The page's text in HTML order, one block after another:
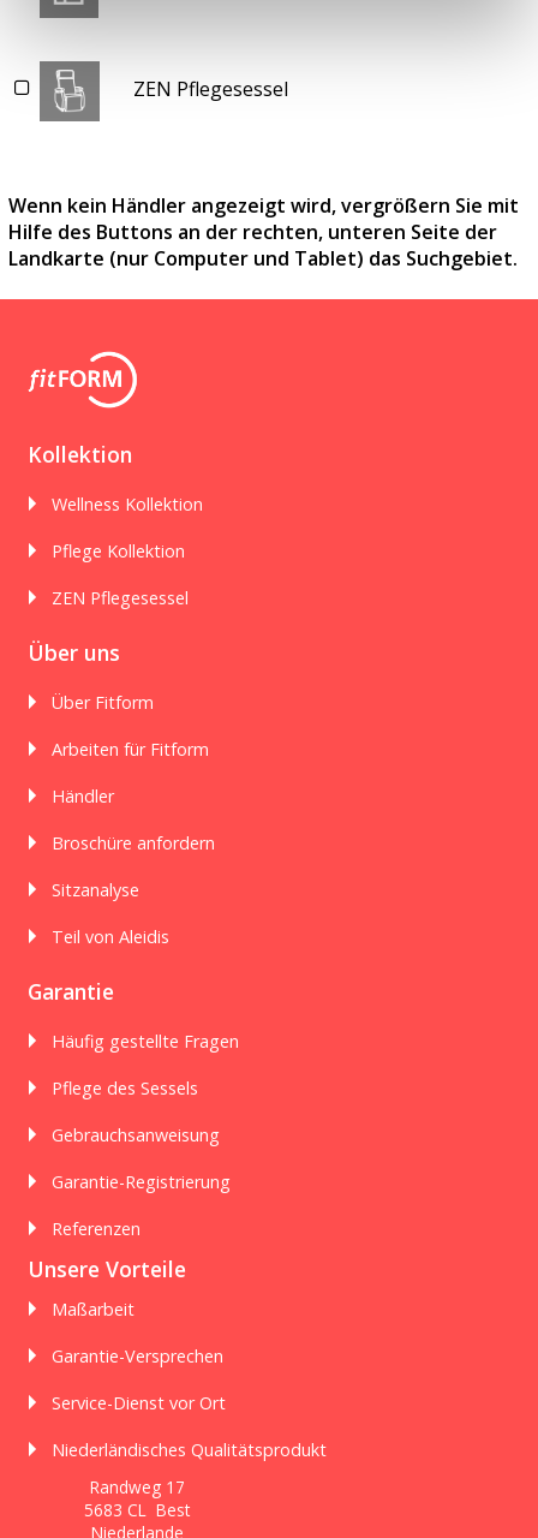
ZEN Pflegesessel
Wenn kein Händler angezeigt wird, vergrößern Sie mit
Hilfe des Buttons an der rechten, unteren Seite der
Landkarte (nur Computer und Tablet) das Suchgebiet.
Kollektion
Wellness Kollektion
Pflege Kollektion
ZEN Pflegesessel
Über uns
Über Fitform
Arbeiten für Fitform
Händler
Broschüre anfordern
Sitzanalyse
Teil von Aleidis
Garantie
Häufig gestellte Fragen
Pflege des Sessels
Gebrauchsanweisung
Garantie-Registrierung
Referenzen
Unsere Vorteile
Maßarbeit
Garantie-Versprechen
Service-Dienst vor Ort
Niederländisches Qualitätsprodukt
Randweg 17
5683 CL Best
Niederlande